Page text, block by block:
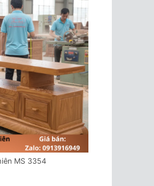
MS 3354